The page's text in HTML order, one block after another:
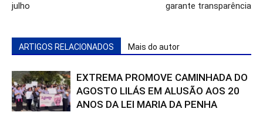
julho
garante transparência
ARTIGOS RELACIONADOS Mais do autor
EXTREMA PROMOVE CAMINHADA DO
AGOSTO LILÁS EM ALUSÃO AOS 20
ANOS DA LEI MARIA DA PENHA